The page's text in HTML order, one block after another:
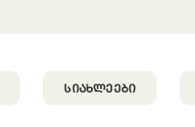
ᲡᲘᲐᲮᲚᲔᲔᲑᲘ